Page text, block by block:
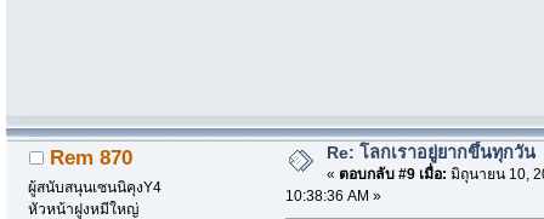
Rem 870
ผู้สนับสนุนเซนนิคุงY4
หัวหน้าฝูงหมีใหญ่
Re: โลกเราอยู่ยากขึ้นทุกวัน
« ตอบกลับ #9 เมื่อ: มิถุนายน 10,
10:38:36 AM »